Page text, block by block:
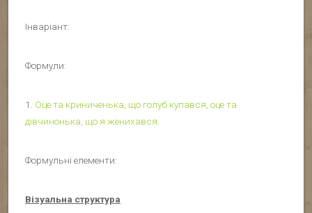
Інваріант:
Формули:
1. Оце та криниченька, що голуб купався, оце та
дівчинонька, що я женихався
Формульні елементи:
Візуальна структура